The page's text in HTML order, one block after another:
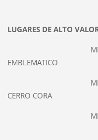
LUGARES DE ALTO
MIRADOR
EMBLEMATICO
MIRADOR
CERRO CORA
MIRADOR DEL